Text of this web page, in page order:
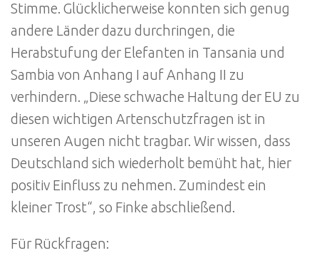
Stimme. Glücklicherweise konnten sich genug
andere Länder dazu durchringen, die
Herabstufung der Elefanten in Tansania und
Sambia von Anhang I auf Anhang II zu
verhindern. „Diese schwache Haltung der EU zu
diesen wichtigen Artenschutzfragen ist in
unseren Augen nicht tragbar. Wir wissen, dass
Deutschland sich wiederholt bemüht hat, hier
positiv Einfluss zu nehmen. Zumindest ein
kleiner Trost“, so Finke abschließend.
Für Rückfragen: